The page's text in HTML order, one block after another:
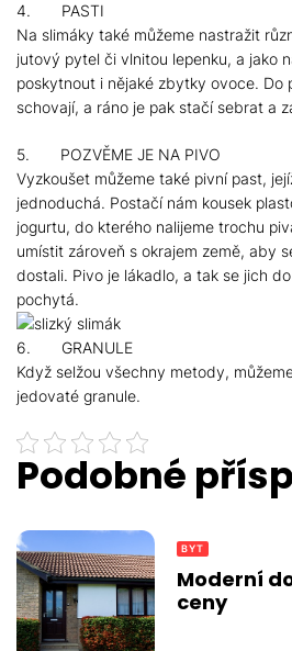
4. PASTI
Na slimáky také můžeme nastražit
jutový pytel či vlnitou lepenku, a jako
poskytnout i nějaké zbytky ovoce. Do
schovají, a ráno je pak stačí sebrat a
5. POZVĚME JE NA PIVO
Vyzkoušet můžeme také pivní past,
jednoduchá. Postačí nám kousek
jogurtu, do kterého nalijeme trochu
umístit zároveň s okrajem země, aby
dostali. Pivo je lákadlo, a tak se jich
pochytá.
6. GRANULE
Když selžou všechny metody,
jedovaté granule.
Podobné
BYT
Moderní
ceny